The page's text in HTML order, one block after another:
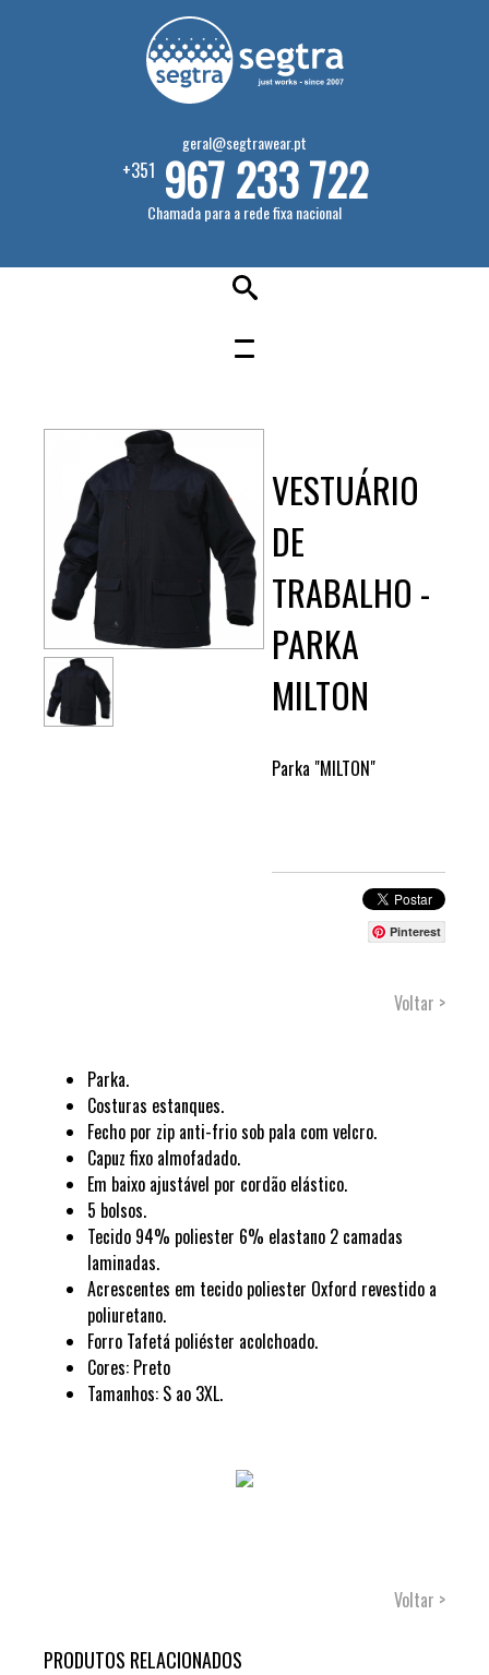
geral@segtrawear.pt
+351 967 233 722
Chamada para a rede fixa nacional
VESTUÁRIO
DE
TRABALHO -
PARKA
MILTON
Parka "MILTON"
Pinterest
Voltar >
Parka.
Costuras estanques.
Fecho por zip anti-frio sob pala com velcro.
Capuz fixo almofadado.
Em baixo ajustável por cordão elástico.
5 bolsos.
Tecido 94% poliester 6% elastano 2 camadas
laminadas.
Acrescentes em tecido poliester Oxford revestido a
poliuretano.
Forro Tafetá poliéster acolchoado.
Cores: Preto
Tamanhos: S ao 3XL.
Voltar >
PRODUTOS RELACIONADOS